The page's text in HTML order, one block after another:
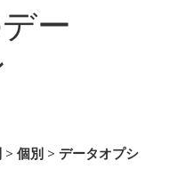
ー
> 個別 > データオプシ